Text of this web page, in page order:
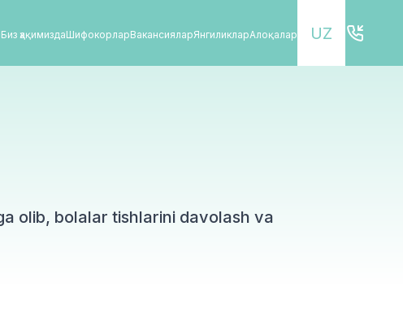
Биз ҳақимиздаШифокорларВакансияларЯнгиликларАлоқалар UZ
olib, bolalar tishlarini davolash va